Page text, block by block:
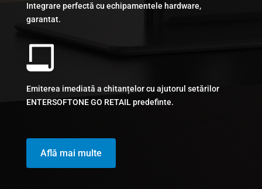
Integrare perfectă cu echipamentele hardware,
garantat.
Emiterea imediată a chitanțelor cu ajutorul setărilor
ENTERSOFTONE GO RETAIL predefinte.
Află mai multe